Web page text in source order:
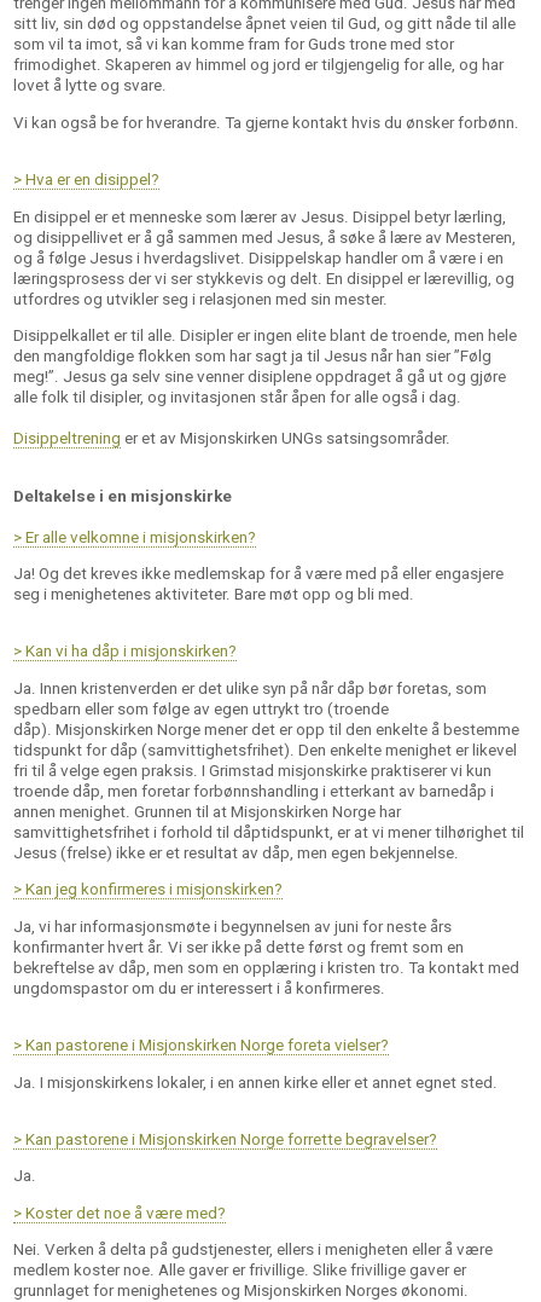
sitt liv, sin død og oppstandelse åpnet veien til Gud, og gitt nåde til alle
som vil ta imot, så vi kan komme fram for Guds trone med stor
frimodighet. Skaperen av himmel og jord er tilgjengelig for alle, og har
lovet å lytte og svare.
Vi kan også be for hverandre. Ta gjerne kontakt hvis du ønsker forbønn.
> Hva er en disippel?
En disippel er et menneske som lærer av Jesus. Disippel betyr lærling,
og disippellivet er å gå sammen med Jesus, å søke å lære av Mesteren,
og å følge Jesus i hverdagslivet. Disippelskap handler om å være i en
læringsprosess der vi ser stykkevis og delt. En disippel er lærevillig, og
utfordres og utvikler seg i relasjonen med sin mester.
Disippelkallet er til alle. Disipler er ingen elite blant de troende, men hele
den mangfoldige flokken som har sagt ja til Jesus når han sier ”Følg
meg!”. Jesus ga selv sine venner disiplene oppdraget å gå ut og gjøre
alle folk til disipler, og invitasjonen står åpen for alle også i dag.
Disippeltrening er et av Misjonskirken UNGs satsingsområder.
Deltakelse i en misjonskirke
> Er alle velkomne i misjonskirken?
Ja! Og det kreves ikke medlemskap for å være med på eller engasjere
seg i menighetenes aktiviteter. Bare møt opp og bli med.
> Kan vi ha dåp i misjonskirken?
Ja. Innen kristenverden er det ulike syn på når dåp bør foretas, som
spedbarn eller som følge av egen uttrykt tro (troende
dåp). Misjonskirken Norge mener det er opp til den enkelte å bestemme
tidspunkt for dåp (samvittighetsfrihet). Den enkelte menighet er likevel
fri til å velge egen praksis. I Grimstad misjonskirke praktiserer vi kun
troende dåp, men foretar forbønnshandling i etterkant av barnedåp i
annen menighet. Grunnen til at Misjonskirken Norge har
samvittighetsfrihet i forhold til dåptidspunkt, er at vi mener tilhørighet til
Jesus (frelse) ikke er et resultat av dåp, men egen bekjennelse.
> Kan jeg konfirmeres i misjonskirken?
Ja, vi har informasjonsmøte i begynnelsen av juni for neste års
konfirmanter hvert år. Vi ser ikke på dette først og fremt som en
bekreftelse av dåp, men som en opplæring i kristen tro. Ta kontakt med
ungdomspastor om du er interessert i å konfirmeres.
> Kan pastorene i Misjonskirken Norge foreta vielser?
Ja. I misjonskirkens lokaler, i en annen kirke eller et annet egnet sted.
> Kan pastorene i Misjonskirken Norge forrette begravelser?
Ja.
> Koster det noe å være med?
Nei. Verken å delta på gudstjenester, ellers i menigheten eller å være
medlem koster noe. Alle gaver er frivillige. Slike frivillige gaver er
grunnlaget for menighetenes og Misjonskirken Norges økonomi.